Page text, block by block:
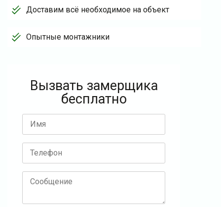
Доставим всё необходимое на объект
Опытные монтажники
Вызвать замерщика
бесплатно